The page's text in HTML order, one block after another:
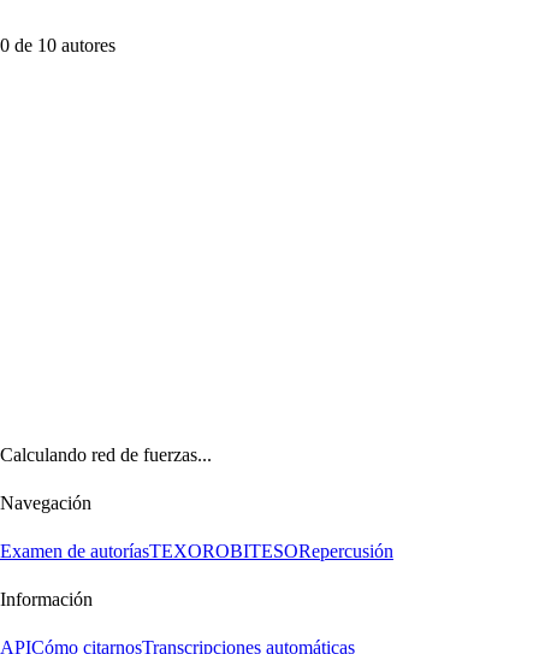
0 de 10 autores
Calculando red de fuerzas...
Navegación
Examen de autoríasTEXOROBITESORepercusión
Información
APICómo citarnosTranscripciones automáticas